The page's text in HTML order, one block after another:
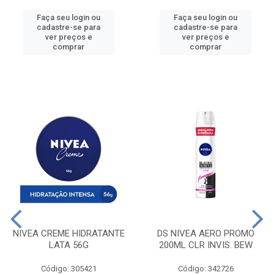
Faça seu login ou
cadastre-se para
ver preços e
comprar
Faça seu login ou
cadastre-se para
ver preços e
comprar
NIVEA CREME HIDRATANTE
LATA 56G
Código: 305421
DS NIVEA AERO PROMO
200ML CLR INVIS. BEW
Código: 342726